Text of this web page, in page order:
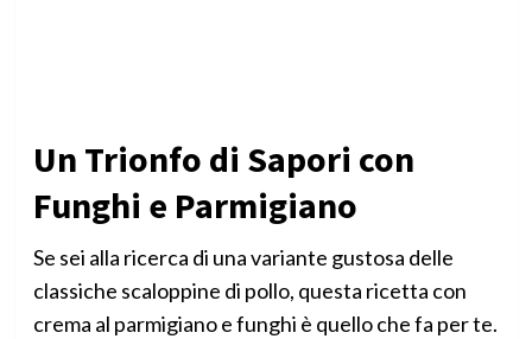
Un Trionfo di Sapori con
Funghi e Parmigiano
Se sei alla ricerca di una variante gustosa delle
classiche scaloppine di pollo, questa ricetta con
crema al parmigiano e funghi è quello che fa per te.